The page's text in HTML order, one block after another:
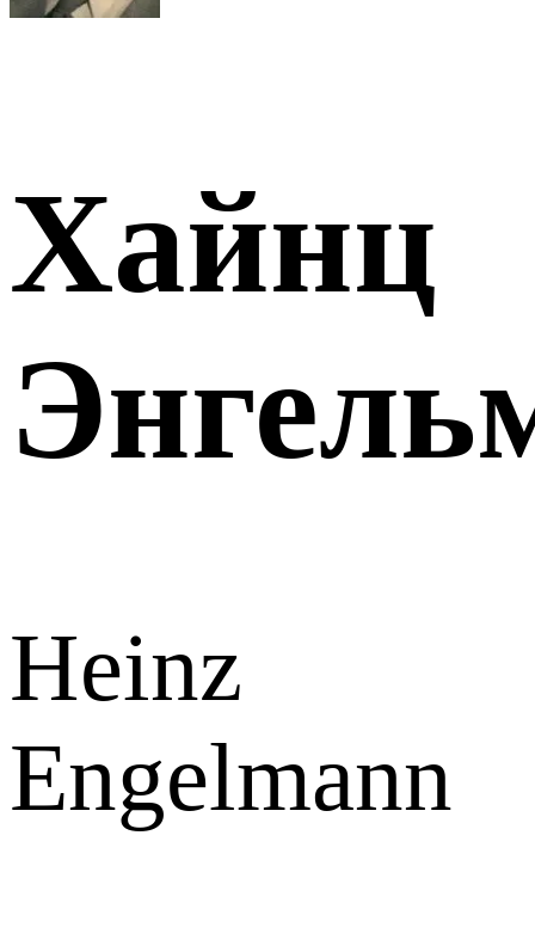
Хайнц
Heinz
Engelmann